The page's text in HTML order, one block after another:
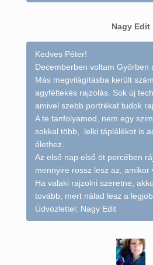
Nagy Edit
Kedves Péter!
Decemberben voltam Győrben
Más megvilágításba került
agyféltekés rajzolás. Sok új
amivel szebb portrékat tudok
A te tanfolyamod, nem egy
sokkal több, lelki táplálékot is
élethez.
Az első nap első öt percében
mennyire rossz lesz az, amikor
Ha valaki rajzolni szeretne,
tovább, mert nálad lesz a
Üdvözlettel: Nagy Edit